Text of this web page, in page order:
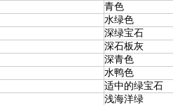
青色
水绿色
深绿宝石
深石板灰
深青色
水鸭色
适中的绿宝石
浅海洋绿